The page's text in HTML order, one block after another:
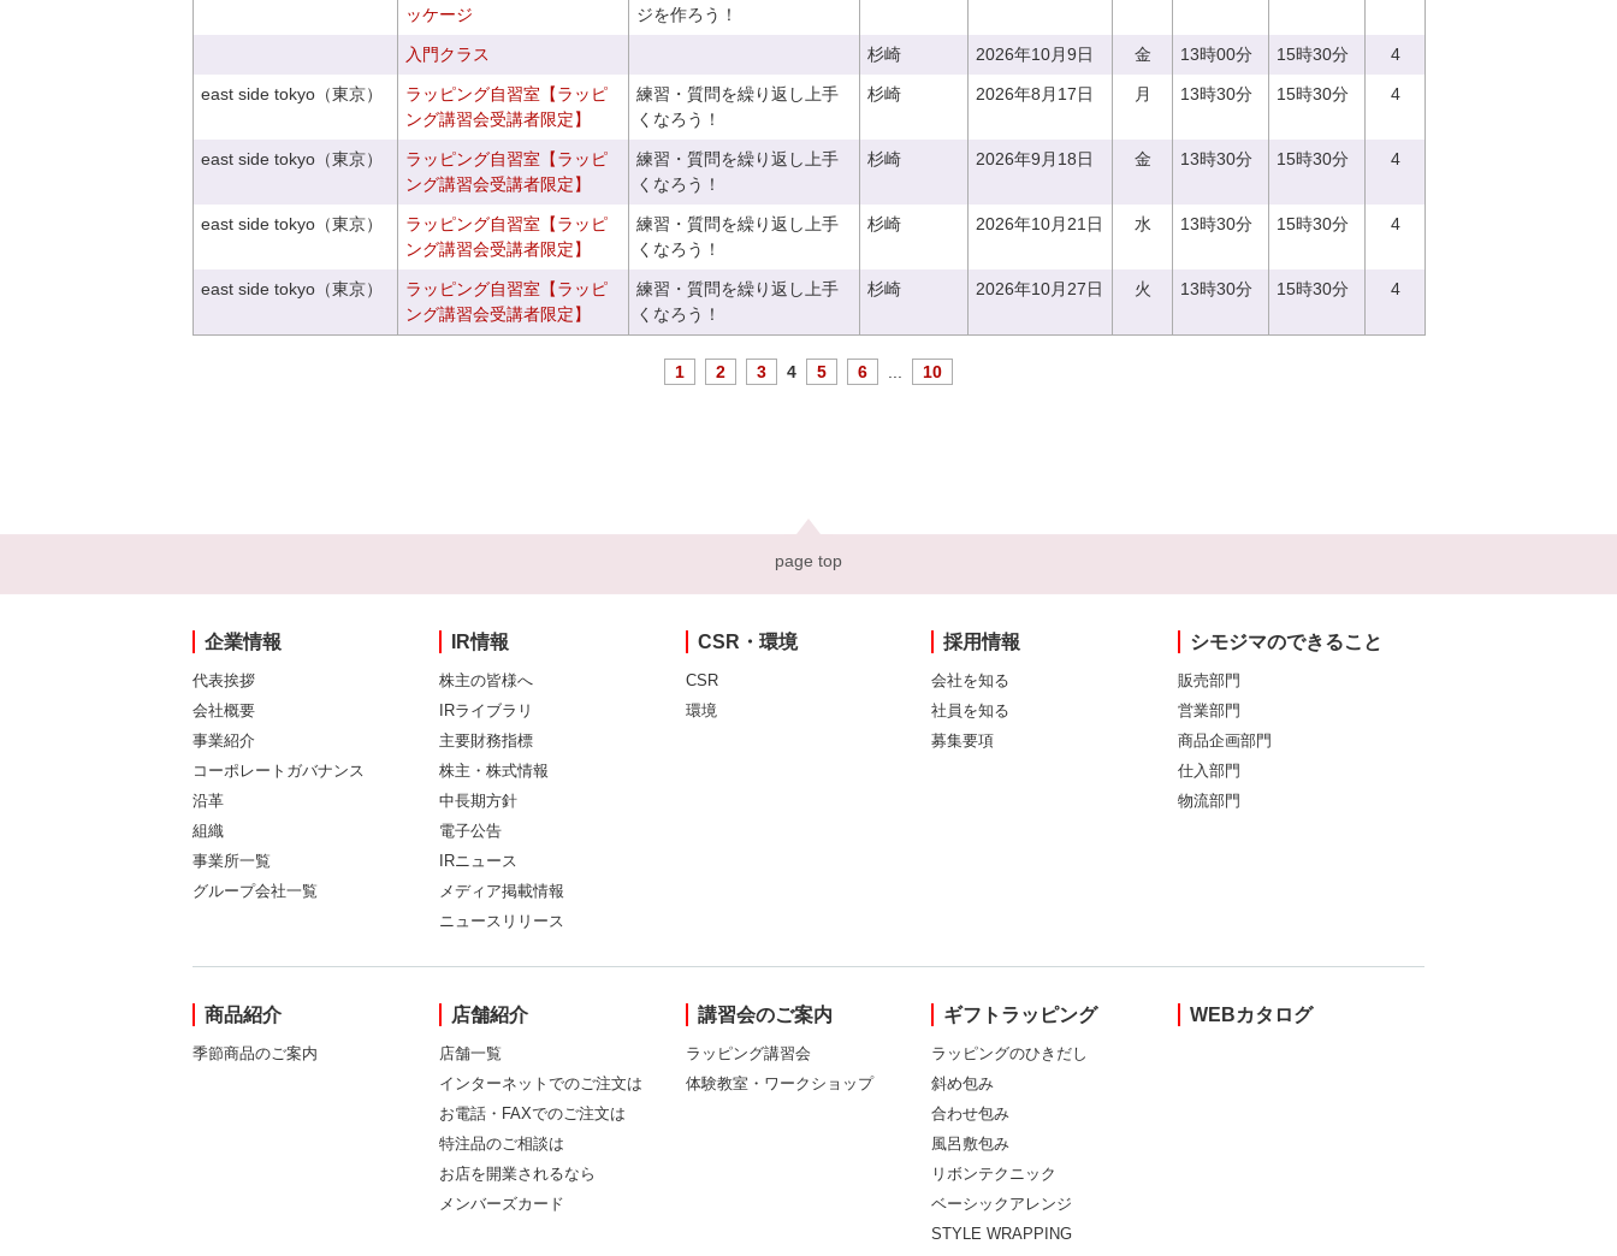
ッケージ
ジを作ろう！
入門クラス 杉崎 2026年10月9日 金 13時00分 15時30分 4
east side tokyo（東京）
ラッピング自習室【ラッピ
ング講習会受講者限定】
練習・質問を繰り返し上手
くなろう！
杉崎 2026年8月17日 月 13時30分 15時30分 4
east side tokyo（東京）
ラッピング自習室【ラッピ
ング講習会受講者限定】
練習・質問を繰り返し上手
くなろう！
杉崎 2026年9月18日 金 13時30分 15時30分 4
east side tokyo（東京）
ラッピング自習室【ラッピ
ング講習会受講者限定】
練習・質問を繰り返し上手
くなろう！
杉崎 2026年10月21日 水 13時30分 15時30分 4
east side tokyo（東京）
ラッピング自習室【ラッピ
ング講習会受講者限定】
練習・質問を繰り返し上手
くなろう！
杉崎 2026年10月27日 火 13時30分 15時30分 4
1 2 3 4 5 6 10
page top
企業情報
代表挨拶
会社概要
事業紹介
コーポレートガバナンス
沿革
組織
事業所一覧
グループ会社一覧
IR情報
株主の皆様へ
IRライブラリ
主要財務指標
株主・株式情報
中長期方針
電子公告
IRニュース
メディア掲載情報
ニュースリリース
CSR・環境
CSR
環境
採用情報
会社を知る
社員を知る
募集要項
シモジマのできること
販売部門
営業部門
商品企画部門
仕入部門
物流部門
商品紹介
季節商品のご案内
店舗紹介
店舗一覧
インターネットでのご注文は
お電話・FAXでのご注文は
特注品のご相談は
お店を開業されるなら
メンバーズカード
講習会のご案内
ラッピング講習会
体験教室・ワークショップ
ギフトラッピング
ラッピングのひきだし
斜め包み
合わせ包み
風呂敷包み
リボンテクニック
ベーシックアレンジ
STYLE WRAPPING
WEBカタログ